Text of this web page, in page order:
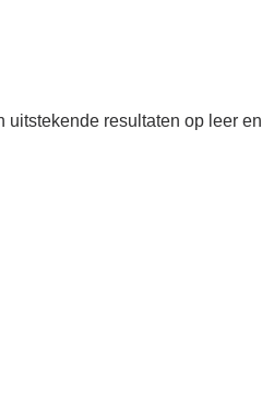
aankoopwaarde van 30€.
uitstekende resultaten op leer en